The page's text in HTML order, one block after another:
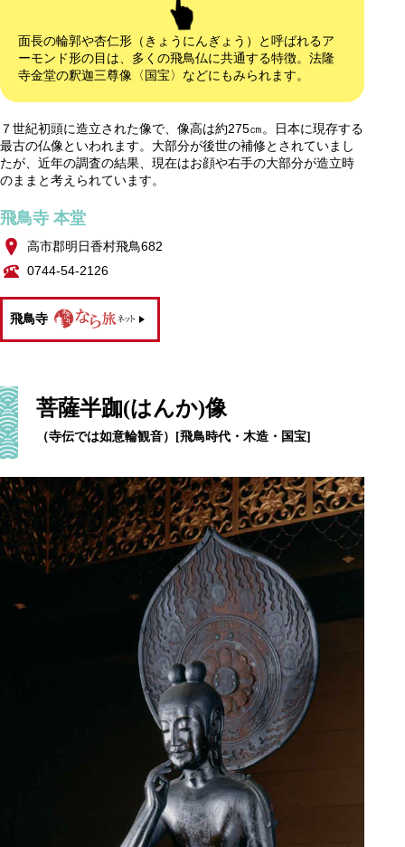
面長の輪郭や杏仁形（きょうにんぎょう）と呼ばれるア
ーモンド形の目は、多くの飛鳥仏に共通する特徴。法隆
寺金堂の釈迦三尊像〈国宝〉などにもみられます。
７世紀初頭に造立された像で、像高は約275㎝。日本に現存する
最古の仏像といわれます。大部分が後世の補修とされていまし
たが、近年の調査の結果、現在はお顔や右手の大部分が造立時
のままと考えられています。
飛鳥寺 本堂
高市郡明日香村飛鳥682
0744-54-2126
飛鳥寺
菩薩半跏(はんか)像
（寺伝では如意輪観音）[飛鳥時代・木造・国宝]